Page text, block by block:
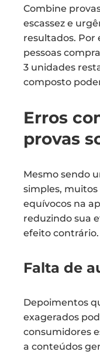
Combine
escassez e
resultados. Por
pessoas
3 unidades
composto
Erros
provas
Mesmo sendo
simples,
equívocos na
reduzindo sua
efeito contrário.
Falta de
Depoimentos
exagerados
consumidores
a conteúdos